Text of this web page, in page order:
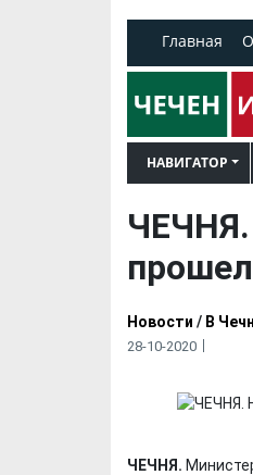
Главная
НАВИГАТОР
ЧЕЧНЯ.
Новости / В
28-10-2020
ЧЕЧНЯ.